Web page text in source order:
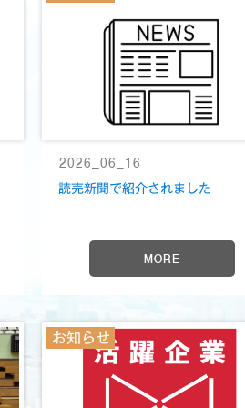
2026_06_16
読売新聞で紹介されました
MORE
お知らせ